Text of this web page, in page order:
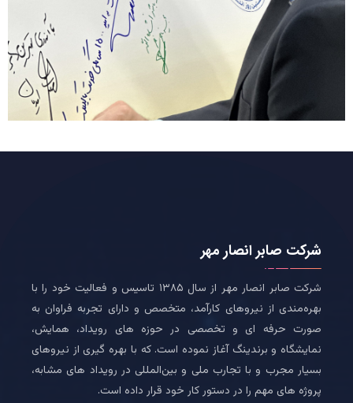
شرکت صابر انصار مهر
شرکت صابر انصار مهر از سال ۱۳۸۵ تاسیس و فعالیت خود را با
بهره‌مندی از نیروهای کارآمد، متخصص و دارای تجربه فراوان به
صورت حرفه ای و تخصصی در حوزه های رویداد، همایش،
نمایشگاه و برندینگ آغاز نموده است. که با بهره گیری از نیروهای
بسیار مجرب و با تجارب ملی و بین‌المللی در رویداد های مشابه،
پروژه های مهم را در دستور کار خود قرار داده است.